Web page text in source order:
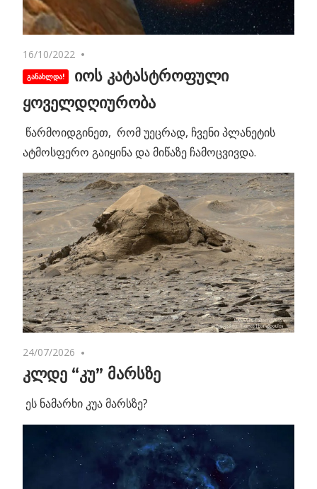
16/10/2022
იოს კატასტროფული
ყოველდღიურობა
წარმოიდგინეთ, რომ უეცრად, ჩვენი პლანეტის
ატმოსფერო გაიყინა და მიწაზე ჩამოცვივდა.
24/07/2026
კლდე “კუ” მარსზე
ეს ნამარხი კუა მარსზე?